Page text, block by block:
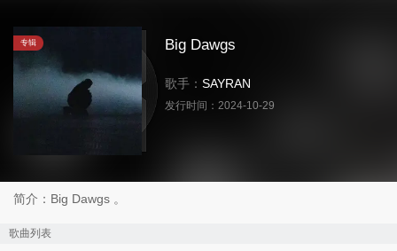
专辑 Big Dawgs
歌手： SAYRAN
发行时间： 2024-10-29
简介：Big Dawgs 。
歌曲列表